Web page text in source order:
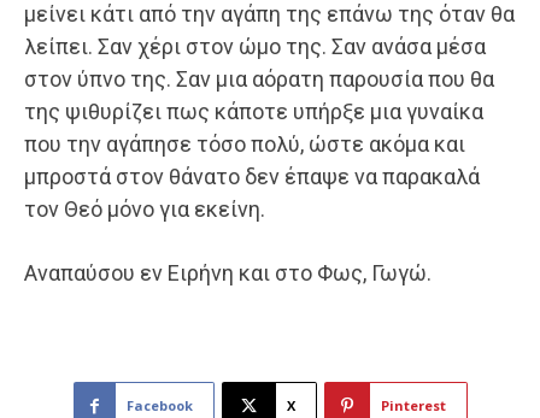
μείνει κάτι από την αγάπη της επάνω της όταν θα
λείπει. Σαν χέρι στον ώμο της. Σαν ανάσα μέσα
στον ύπνο της. Σαν μια αόρατη παρουσία που θα
της ψιθυρίζει πως κάποτε υπήρξε μια γυναίκα
που την αγάπησε τόσο πολύ, ώστε ακόμα και
μπροστά στον θάνατο δεν έπαψε να παρακαλά
τον Θεό μόνο για εκείνη.
Αναπαύσου εν Ειρήνη και στο Φως, Γωγώ.
Facebook X Pinterest